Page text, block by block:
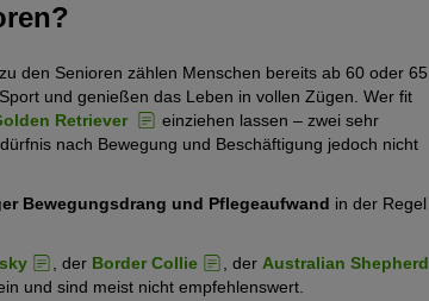
den Senioren zählen Menschen bereits ab 60 oder 65
und genießen das Leben in vollen Zügen. Wer fit
Retriever
einziehen lassen – zwei sehr
nach Bewegung und Beschäftigung jedoch nicht
Bewegungsdrang und Pflegeaufwand in der Regel
, der Border Collie , der Australian Shepherd
und sind meist nicht empfehlenswert.